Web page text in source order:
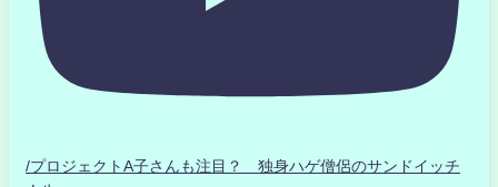
/プロジェクトA子さんも注目？ 独身ハゲ僧侶のサンドイッチ